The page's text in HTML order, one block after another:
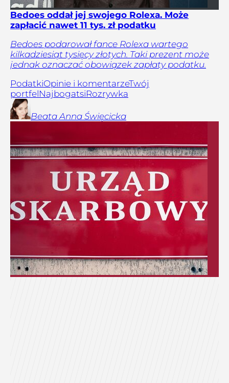
Bedoes oddał jej swojego Rolexa. Może
zapłacić nawet 11 tys. zł podatku
Bedoes podarował fance Rolexa wartego
kilkadziesiąt tysięcy złotych. Taki prezent może
jednak oznaczać obowiązek zapłaty podatku.
PodatkiOpinie i komentarzeTwój
portfelNajbogatsiRozrywka
Beata Anna Święcicka